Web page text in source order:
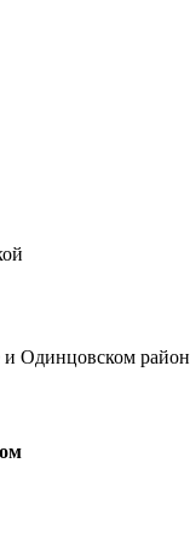
и Одинцовском